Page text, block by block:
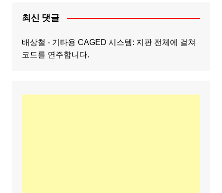
최신 댓글
배상철 - 기타용 CAGED 시스템: 지판 전체에 걸쳐
코드를 연주합니다.